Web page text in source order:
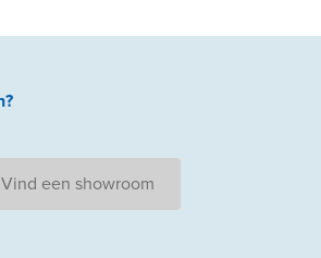
?
Vind een showroom